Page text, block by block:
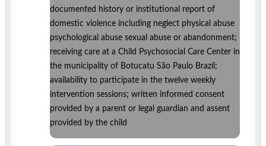
documented history or institutional report of
domestic violence including neglect physical abuse
psychological abuse sexual abuse or abandonment;
receiving care at a Child Psychosocial Care Center in
the municipality of Botucatu São Paulo Brazil;
availability to participate in the twelve weekly
intervention sessions; written informed consent
provided by a parent or legal guardian and assent
provided by the child